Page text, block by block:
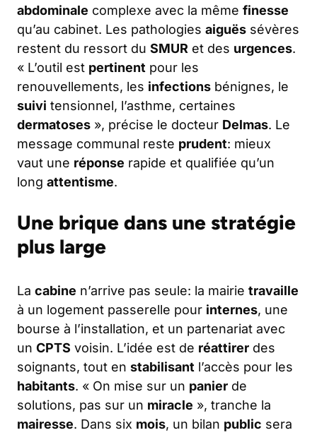
abdominale complexe avec la même finesse
qu’au cabinet. Les pathologies aiguës sévères
restent du ressort du SMUR et des urgences.
« L’outil est pertinent pour les
renouvellements, les infections bénignes, le
suivi tensionnel, l’asthme, certaines
dermatoses », précise le docteur Delmas. Le
message communal reste prudent: mieux
vaut une réponse rapide et qualifiée qu’un
long attentisme.
Une brique dans une stratégie
plus large
La cabine n’arrive pas seule: la mairie travaille
à un logement passerelle pour internes, une
bourse à l’installation, et un partenariat avec
un CPTS voisin. L’idée est de réattirer des
soignants, tout en stabilisant l’accès pour les
habitants. « On mise sur un panier de
solutions, pas sur un miracle », tranche la
mairesse. Dans six mois, un bilan public sera